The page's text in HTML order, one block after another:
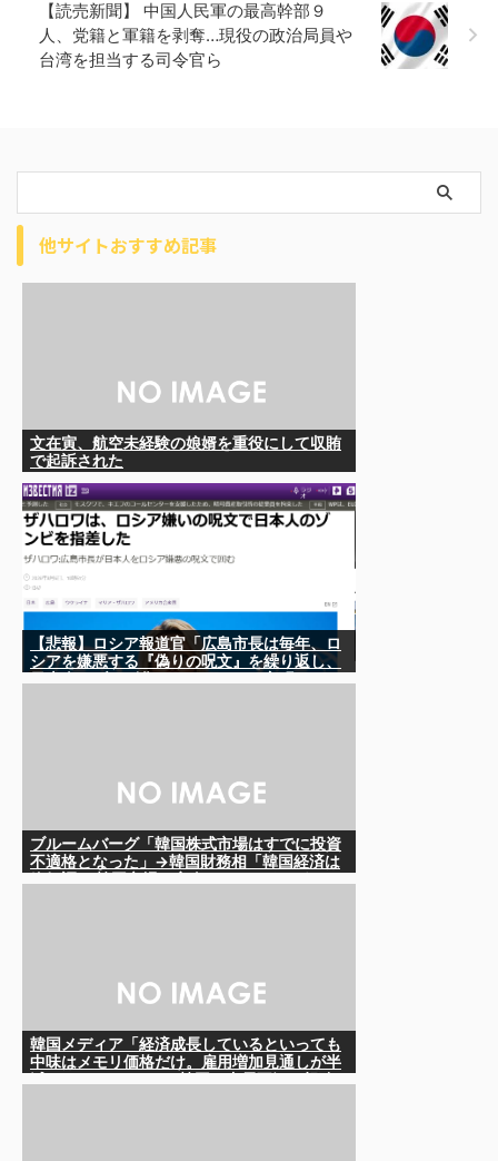
【読売新聞】 中国人民軍の最高幹部９
人、党籍と軍籍を剥奪…現役の政治局員や
台湾を担当する司令官ら
他サイトおすすめ記事
文在寅、航空未経験の娘婿を重役にして収賄
で起訴された
【悲報】ロシア報道官「広島市長は毎年、ロ
シアを嫌悪する『偽りの呪文』を繰り返し、
ブルームバーグ「韓国株式市場はすでに投資
不適格となった」→韓国財務相「韓国経済は
韓国メディア「経済成長しているといっても
中味はメモリ価格だけ。雇用増加見通しが半